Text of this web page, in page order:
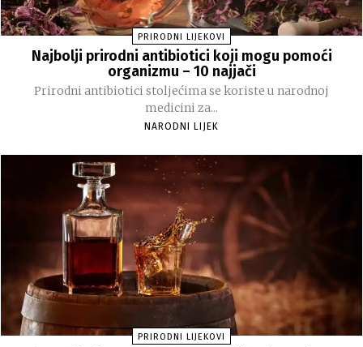
PRIRODNI LIJEKOVI
Najbolji prirodni antibiotici koji mogu pomoći
organizmu – 10 najjači
Prirodni antibiotici stoljećima se koriste u narodnoj
medicini za...
NARODNI LIJEK
PRIRODNI LIJEKOVI